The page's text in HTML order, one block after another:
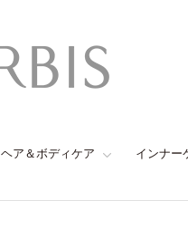
ヘア＆ボディケア インナー